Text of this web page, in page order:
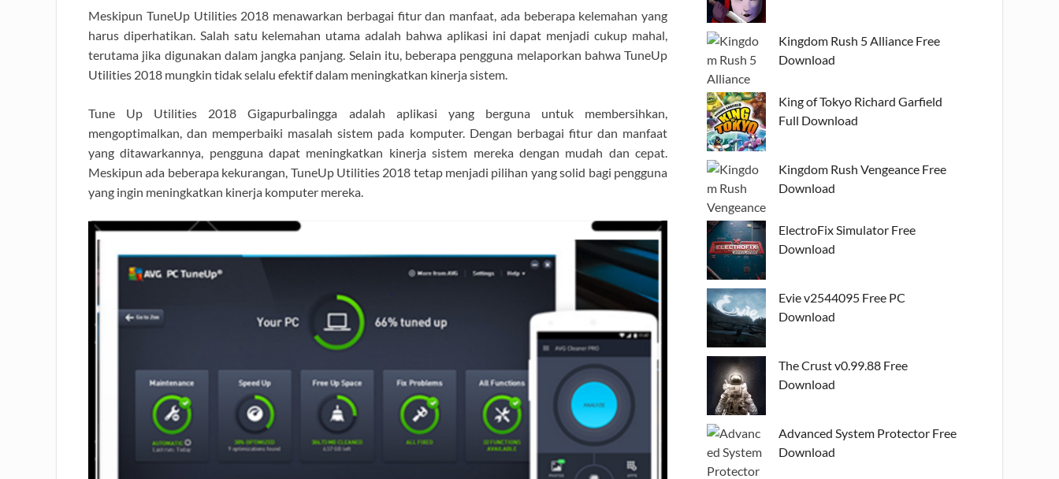
Meskipun TuneUp Utilities 2018 menawarkan berbagai fitur dan manfaat, ada beberapa kelemahan yang
harus diperhatikan. Salah satu kelemahan utama adalah bahwa aplikasi ini dapat menjadi cukup mahal,
terutama jika digunakan dalam jangka panjang. Selain itu, beberapa pengguna melaporkan bahwa TuneUp
Utilities 2018 mungkin tidak selalu efektif dalam meningkatkan kinerja sistem.
Tune Up Utilities 2018 Gigapurbalingga adalah aplikasi yang berguna untuk membersihkan,
mengoptimalkan, dan memperbaiki masalah sistem pada komputer. Dengan berbagai fitur dan manfaat
yang ditawarkannya, pengguna dapat meningkatkan kinerja sistem mereka dengan mudah dan cepat.
Meskipun ada beberapa kekurangan, TuneUp Utilities 2018 tetap menjadi pilihan yang solid bagi pengguna
yang ingin meningkatkan kinerja komputer mereka.
Kingdom Rush 5 Alliance Free
Download
King of Tokyo Richard Garfield
Full Download
Kingdom Rush Vengeance Free
Download
ElectroFix Simulator Free
Download
Evie v2544095 Free PC
Download
The Crust v0.99.88 Free
Download
Advanced System Protector Free
Download